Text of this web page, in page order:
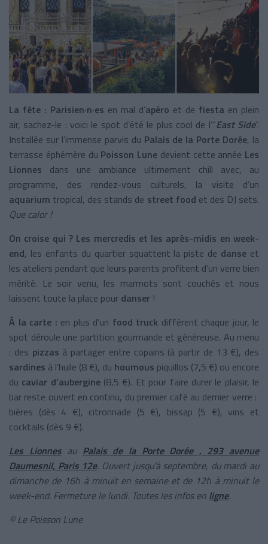
La fête : Parisien·n·es en mal d’apéro et de fiesta en plein
air, sachez-le : voici le spot d’été le plus cool de l’”East Side”.
Installée sur l’immense parvis du Palais de la Porte Dorée, la
terrasse éphémère du Poisson Lune devient cette année Les
Lionnes dans une ambiance ultimement chill avec, au
programme, des rendez-vous culturels, la visite d’un
aquarium tropical, des stands de street food et des DJ sets.
Que calor !
On croise qui ? Les mercredis et les après-midis en week-
end, les enfants du quartier squattent la piste de danse et
les ateliers pendant que leurs parents profitent d’un verre bien
mérité. Le soir venu, les marmots sont couchés et nous
laissent toute la place pour danser !
À la carte : en plus d’un food truck différent chaque jour, le
spot déroule une partition gourmande et généreuse. Au menu
: des pizzas à partager entre copains (à partir de 13 €), des
sardines à l’huile (8 €), du houmous piquillos (7,5 €) ou encore
du caviar d’aubergine(8,5 €). Et pour faire durer le plaisir, le
bar reste ouvert en continu, du premier café au dernier verre :
bières (dès 4 €), citronnade (5 €), bissap (5 €), vins et
cocktails (dès 9 €).
Les Lionnesau Palais de la Porte Dorée , 293 avenue
Daumesnil, Paris 12e. Ouvert jusqu'à septembre, du mardi au
dimanche de 16h à minuit en semaine et de 12h à minuit le
week-end. Fermeture le lundi. Toutes les infos en ligne.
©Le Poisson Lune